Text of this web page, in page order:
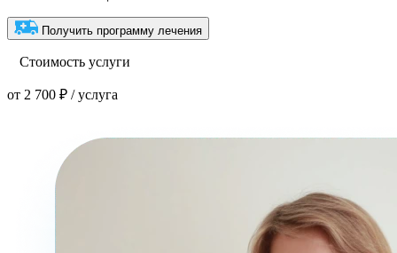
Получить программу лечения
Стоимость услуги
от 2 700 ₽ / услуга